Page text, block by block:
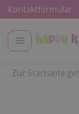
Kontaktformular
Zur Startseite